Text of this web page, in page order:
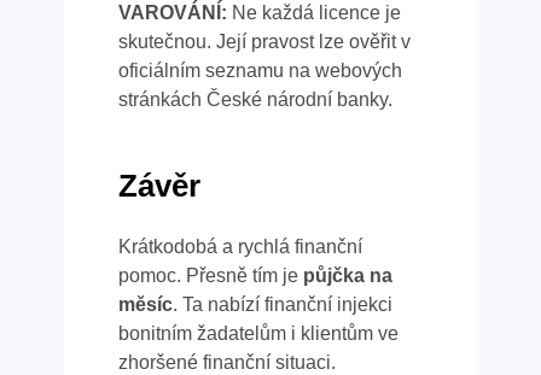
VAROVÁNÍ: Ne každá licence je
skutečnou. Její pravost lze ověřit v
oficiálním seznamu na webových
stránkách České národní banky.
Závěr
Krátkodobá a rychlá finanční
pomoc. Přesně tím je půjčka na
měsíc. Ta nabízí finanční injekci
bonitním žadatelům i klientům ve
zhoršené finanční situaci.